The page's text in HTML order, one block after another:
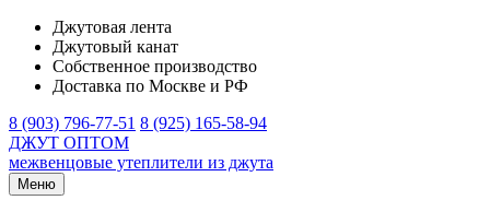
Джутовая лента
Джутовый канат
Собственное производство
Доставка по Москве и РФ
8 (903) 796-77-51 8 (925) 165-58-94
ДЖУТ ОПТОМ
межвенцовые утеплители из джута
Меню